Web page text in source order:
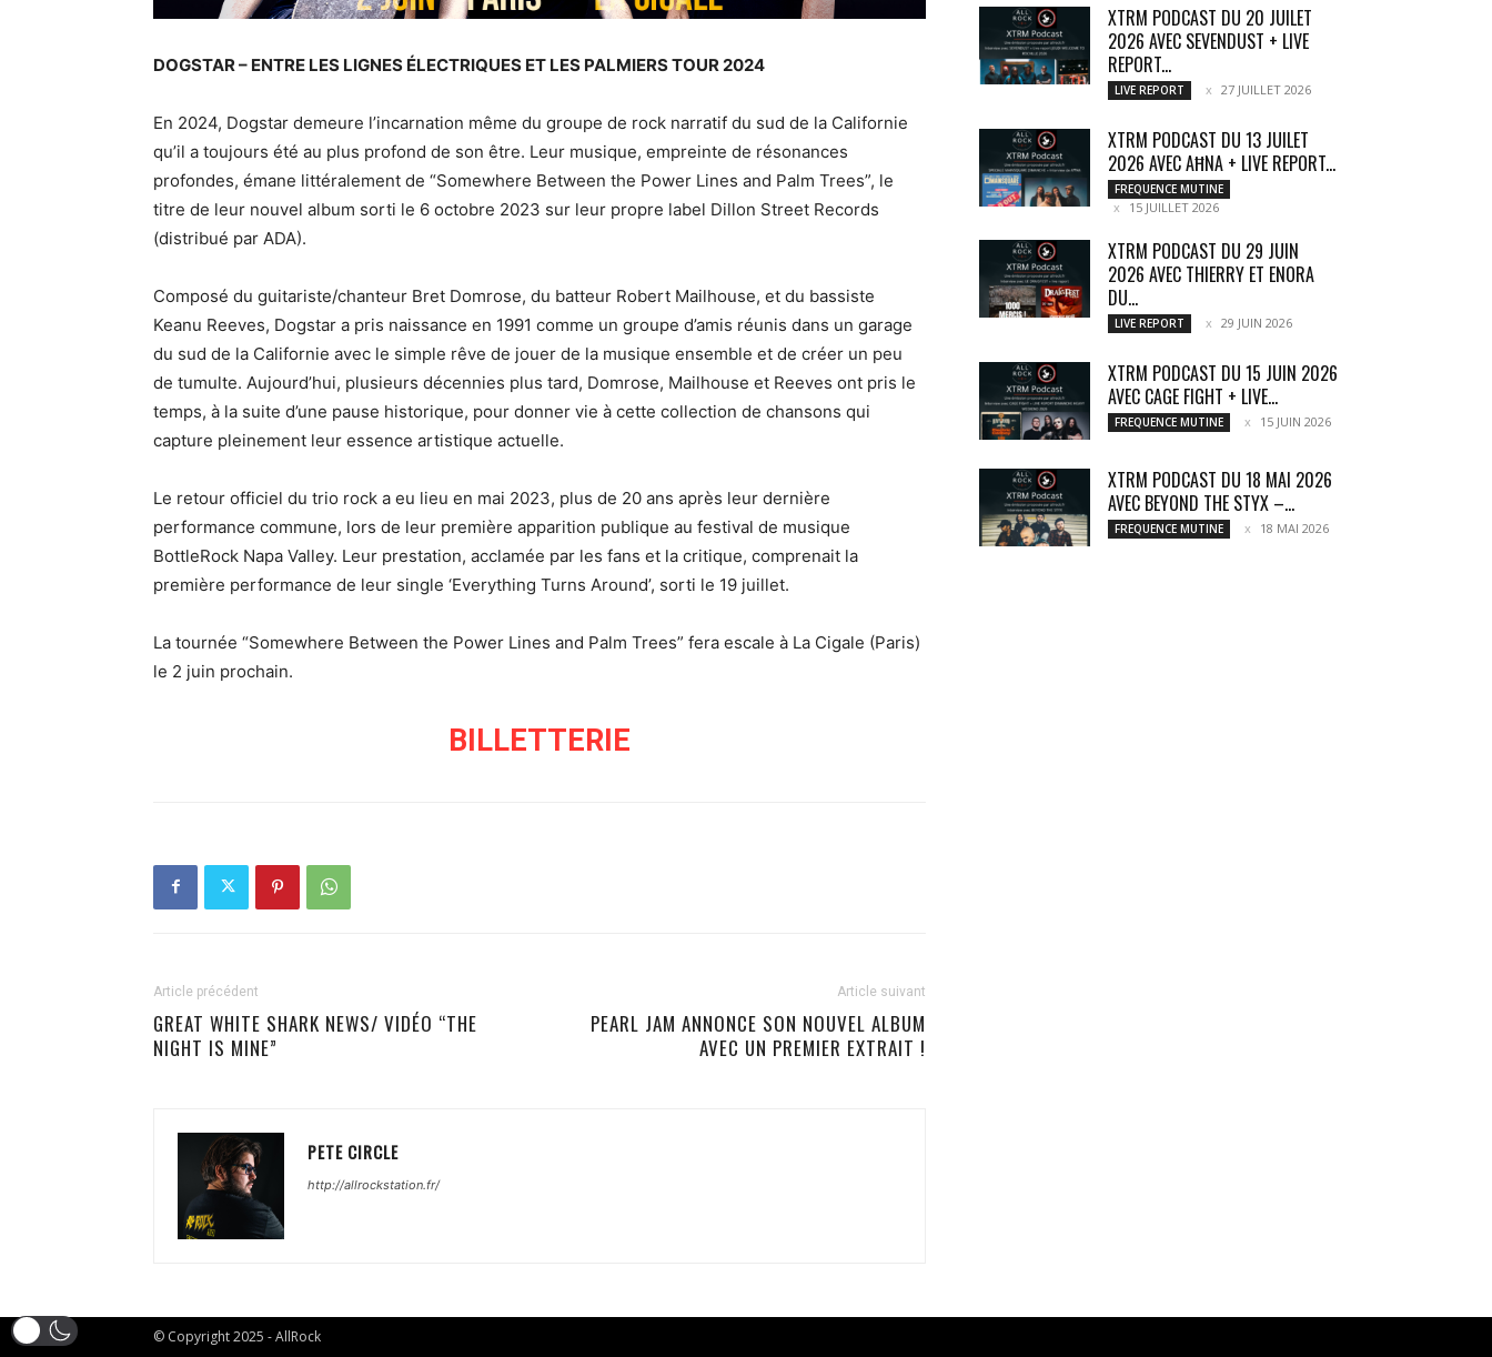
DOGSTAR – ENTRE LES LIGNES ÉLECTRIQUES ET LES PALMIERS TOUR 2024
En 2024, Dogstar demeure l’incarnation même du groupe de rock narratif du sud de la Californie
qu’il a toujours été au plus profond de son être. Leur musique, empreinte de résonances
profondes, émane littéralement de “Somewhere Between the Power Lines and Palm Trees”, le
titre de leur nouvel album sorti le 6 octobre 2023 sur leur propre label Dillon Street Records
(distribué par ADA).
Composé du guitariste/chanteur Bret Domrose, du batteur Robert Mailhouse, et du bassiste
Keanu Reeves, Dogstar a pris naissance en 1991 comme un groupe d’amis réunis dans un garage
du sud de la Californie avec le simple rêve de jouer de la musique ensemble et de créer un peu
de tumulte. Aujourd’hui, plusieurs décennies plus tard, Domrose, Mailhouse et Reeves ont pris le
temps, à la suite d’une pause historique, pour donner vie à cette collection de chansons qui
capture pleinement leur essence artistique actuelle.
Le retour officiel du trio rock a eu lieu en mai 2023, plus de 20 ans après leur dernière
performance commune, lors de leur première apparition publique au festival de musique
BottleRock Napa Valley. Leur prestation, acclamée par les fans et la critique, comprenait la
première performance de leur single ‘Everything Turns Around’, sorti le 19 juillet.
La tournée “Somewhere Between the Power Lines and Palm Trees” fera escale à La Cigale (Paris)
le 2 juin prochain.
BILLETTERIE
Article précédent
GREAT WHITE SHARK NEWS/ VIDÉO “THE
NIGHT IS MINE”
Article suivant
PEARL JAM ANNONCE SON NOUVEL ALBUM
AVEC UN PREMIER EXTRAIT !
PETE CIRCLE
http://allrockstation.fr/
XTRM PODCAST DU 20 JUILET
2026 AVEC SEVENDUST + LIVE
REPORT...
LIVE REPORT 27 JUILLET 2026
XTRM PODCAST DU 13 JUILET
2026 AVEC AĦNA + LIVE REPORT...
FREQUENCE MUTINE
15 JUILLET 2026
XTRM PODCAST DU 29 JUIN
2026 AVEC THIERRY ET ENORA
DU...
LIVE REPORT 29 JUIN 2026
XTRM PODCAST DU 15 JUIN 2026
AVEC CAGE FIGHT + LIVE...
FREQUENCE MUTINE 15 JUIN 2026
XTRM PODCAST DU 18 MAI 2026
AVEC BEYOND THE STYX –...
FREQUENCE MUTINE 18 MAI 2026
© Copyright 2025 - AllRock